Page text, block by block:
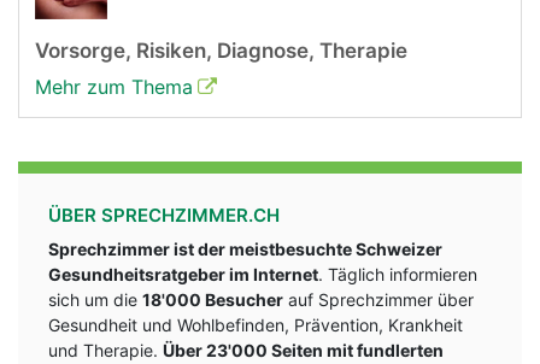
Vorsorge, Risiken, Diagnose, Therapie
Mehr zum Thema
ÜBER SPRECHZIMMER.CH
Sprechzimmer ist der meistbesuchte Schweizer
Gesundheitsratgeber im Internet. Täglich informieren
sich um die 18'000 Besucher auf Sprechzimmer über
Gesundheit und Wohlbefinden, Prävention, Krankheit
und Therapie. Über 23'000 Seiten mit fundlerten